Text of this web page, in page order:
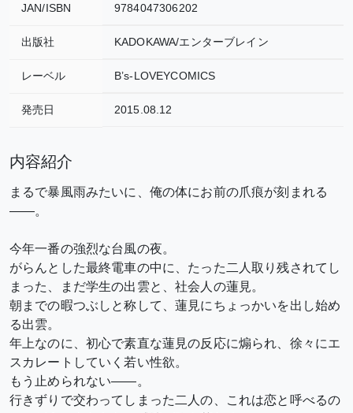
JAN/ISBN 9784047306202
出版社 KADOKAWA/エンターブレイン
レーベル B’s-LOVEYCOMICS
発売日 2015.08.12
内容紹介
まるで暴風雨みたいに、俺の体にお前の爪痕が刻まれる
――。
今年一番の強烈な台風の夜。
がらんとした最終電車の中に、たった二人取り残されてし
まった、まだ学生の出雲と、社会人の蓮見。
朝までの暇つぶしと称して、蓮見にちょっかいを出し始め
る出雲。
年上なのに、初心で素直な蓮見の反応に煽られ、徐々にエ
スカレートしていく若い性欲。
もう止められない――。
行きずりで交わってしまった二人の、これは恋と呼べるの